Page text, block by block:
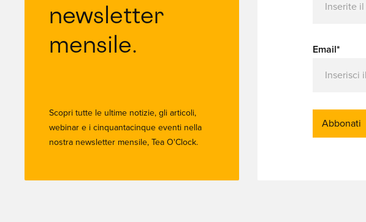
newsletter
mensile.
Scopri tutte le ultime notizie, gli articoli,
webinar e i cinquantacinque eventi nella
nostra newsletter mensile, Tea O'Clock.
Email*